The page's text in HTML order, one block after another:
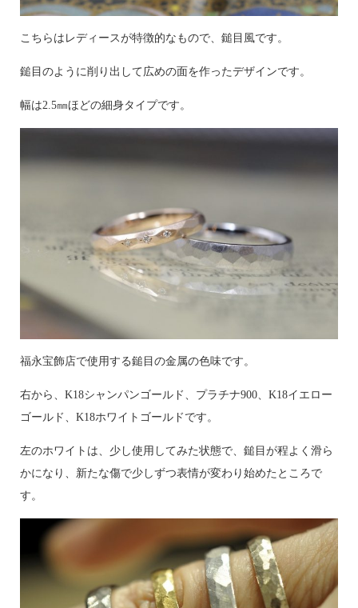
こちらはレディースが特徴的なもので、鎚目風です。
鎚目のように削り出して広めの面を作ったデザインです。
幅は2.5㎜ほどの細身タイプです。
福永宝飾店で使用する鎚目の金属の色味です。
右から、K18シャンパンゴールド、プラチナ900、K18イエロー
ゴールド、K18ホワイトゴールドです。
左のホワイトは、少し使用してみた状態で、鎚目が程よく滑ら
かになり、新たな傷で少しずつ表情が変わり始めたところで
す。